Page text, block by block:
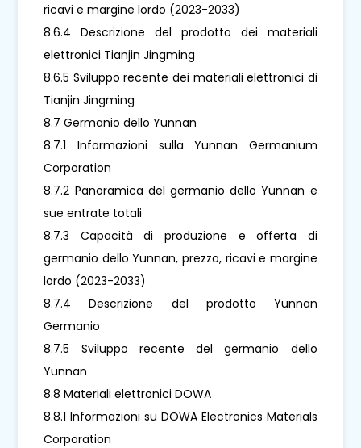
ricavi e margine lordo (2023-2033)
8.6.4 Descrizione del prodotto dei materiali
elettronici Tianjin Jingming
8.6.5 Sviluppo recente dei materiali elettronici di
Tianjin Jingming
8.7 Germanio dello Yunnan
8.7.1 Informazioni sulla Yunnan Germanium
Corporation
8.7.2 Panoramica del germanio dello Yunnan e
sue entrate totali
8.7.3 Capacità di produzione e offerta di
germanio dello Yunnan, prezzo, ricavi e margine
lordo (2023-2033)
8.7.4 Descrizione del prodotto Yunnan
Germanio
8.7.5 Sviluppo recente del germanio dello
Yunnan
8.8 Materiali elettronici DOWA
8.8.1 Informazioni su DOWA Electronics Materials
Corporation